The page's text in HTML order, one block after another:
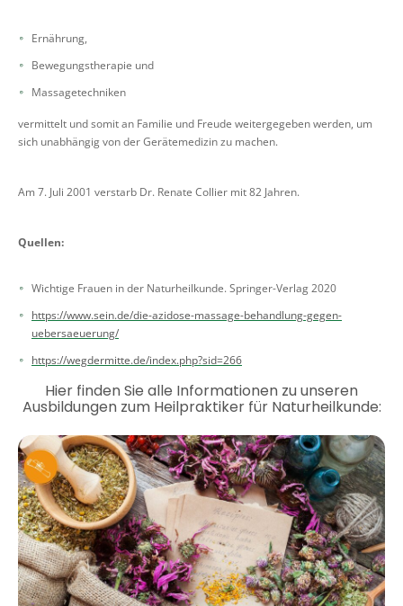
Ernährung,
Bewegungstherapie und
Massagetechniken
vermittelt und somit an Familie und Freude weitergegeben werden, um
sich unabhängig von der Gerätemedizin zu machen.
Am 7. Juli 2001 verstarb Dr. Renate Collier mit 82 Jahren.
Quellen:
Wichtige Frauen in der Naturheilkunde. Springer-Verlag 2020
https://www.sein.de/die-azidose-massage-behandlung-gegen-
uebersaeuerung/
https://wegdermitte.de/index.php?sid=266
Hier finden Sie alle Informationen zu unseren
Ausbildungen zum Heilpraktiker für Naturheilkunde: